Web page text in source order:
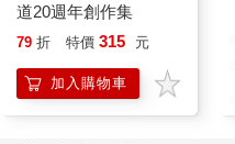
道20週年創作集
79 折 特價 315 元
加入購物車